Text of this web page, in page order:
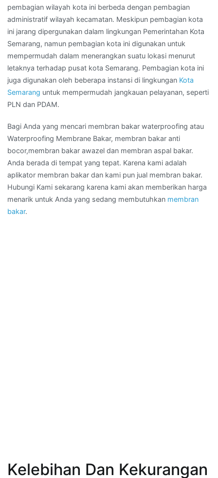
pembagian wilayah kota ini berbeda dengan pembagian
administratif wilayah kecamatan. Meskipun pembagian kota
ini jarang dipergunakan dalam lingkungan Pemerintahan Kota
Semarang, namun pembagian kota ini digunakan untuk
mempermudah dalam menerangkan suatu lokasi menurut
letaknya terhadap pusat kota Semarang. Pembagian kota ini
juga digunakan oleh beberapa instansi di lingkungan Kota
Semarang untuk mempermudah jangkauan pelayanan, seperti
PLN dan PDAM.
Bagi Anda yang mencari membran bakar waterproofing atau
Waterproofing Membrane Bakar, membran bakar anti
bocor,membran bakar awazel dan membran aspal bakar.
Anda berada di tempat yang tepat. Karena kami adalah
aplikator membran bakar dan kami pun jual membran bakar.
Hubungi Kami sekarang karena kami akan memberikan harga
menarik untuk Anda yang sedang membutuhkan membran
bakar.
Kelebihan Dan Kekurangan